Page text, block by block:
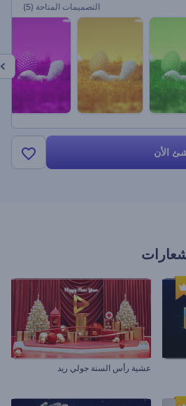
التصميمات المتاحة (5)
الأن
عشية رأس السنة جولي ريد